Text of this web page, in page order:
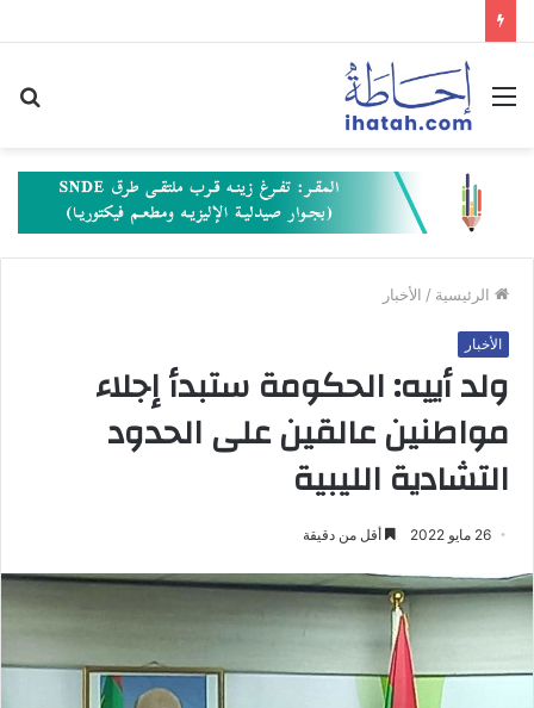
القائمة
الرئيسية / الأخبار
الأخبار
ولد أييه: الحكومة ستبدأ إجلاء
مواطنين عالقين على الحدود
التشادية الليبية
26 مايو 2022 أقل من دقيقة